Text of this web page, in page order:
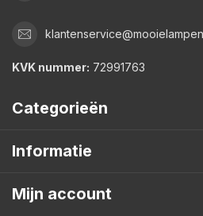
KVK nummer: 72991763
Categorieën
Informatie
Mijn account